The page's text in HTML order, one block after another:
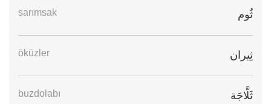
ثُوم sarımsak
ثِيران öküzler
ثَلَّاجَة buzdolabı